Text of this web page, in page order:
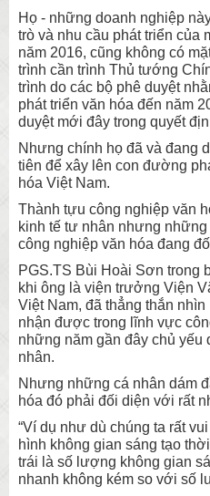
Họ - những doanh nghiệp
trò và nhu cầu phát triển của
năm 2016, cũng không có
trình cần trình Thủ tướng
trình do các bộ phê duyệt
phát triển văn hóa đến năm
duyệt mới đây trong quyết
Nhưng chính họ đã và đang
tiên để xây lên con đường
hóa Việt Nam.
Thành tựu công nghiệp văn
kinh tế tư nhân nhưng
công nghiệp văn hóa đang
PGS.TS Bùi Hoài Sơn trong
khi ông là viện trưởng Viện
Việt Nam, đã thẳng thắn
nhận được trong lĩnh vực
những năm gần đây chủ yếu
nhân.
Nhưng những cá nhân dám
hóa đó phải đối diện với rất
“Ví dụ như dù chúng ta rất
hình không gian sáng tạo
trái là số lượng không gian
nhanh không kém so với số